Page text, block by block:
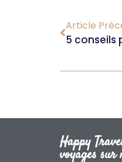
Article
5 conseils
Happy
voyages sur